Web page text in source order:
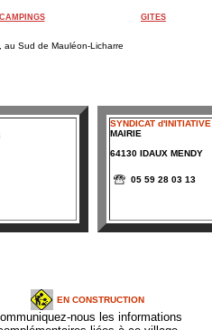
CAMPINGS GITES
Sud de Mauléon-Licharre
SYNDICAT d'INITIATIVE
MAIRIE
64130 IDAUX MENDY
05 59 28 03 13
EN CONSTRUCTION
nous les informations